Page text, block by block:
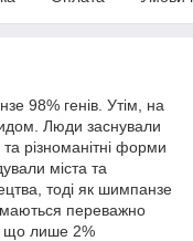
98% генів. Утім, на
Люди заснували
та різноманітні форми
міста та
тоді як шимпанзе
переважно
що лише 2%